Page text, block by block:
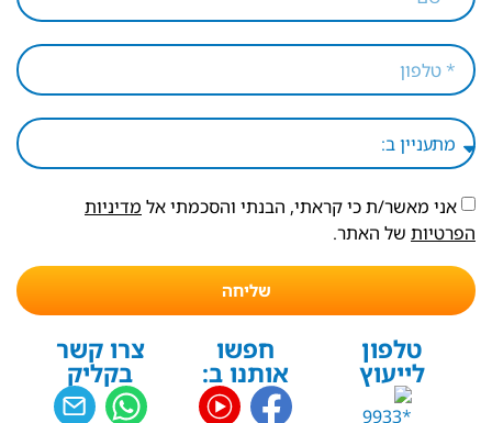
אני מאשר/ת כי קראתי, הבנתי והסכמתי אל מדיניות
הפרטיות של האתר.
שליחה
טלפון
לייעוץ
חפשו
אותנו ב:
צרו קשר
בקליק